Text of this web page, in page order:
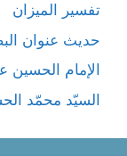
تفسير الميزان
حديث عنوان
الإمام الحسين
السيّد محمّد